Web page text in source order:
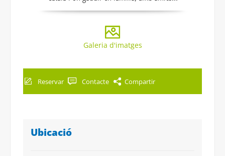
Galeria d'imatges
Reservar Contacte Compartir
Ubicació